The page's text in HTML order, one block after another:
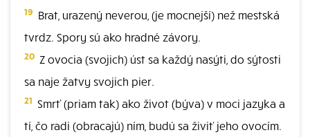
19 Brat, urazený neverou, (je mocnejší) než mestská
tvrdz. Spory sú ako hradné závory.
20 Z ovocia (svojich) úst sa každý nasýti, do sýtosti
sa naje žatvy svojich pier.
21 Smrť (priam tak) ako život (býva) v moci jazyka a
tí, čo radi (obracajú) ním, budú sa živiť jeho ovocím.